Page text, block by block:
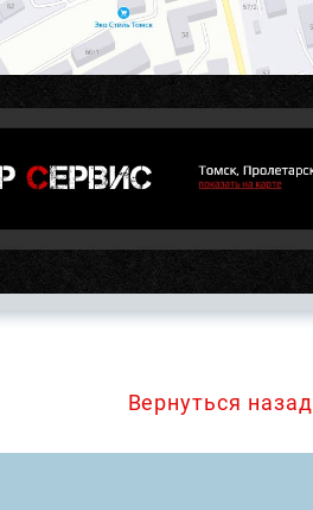
Вернуться назад